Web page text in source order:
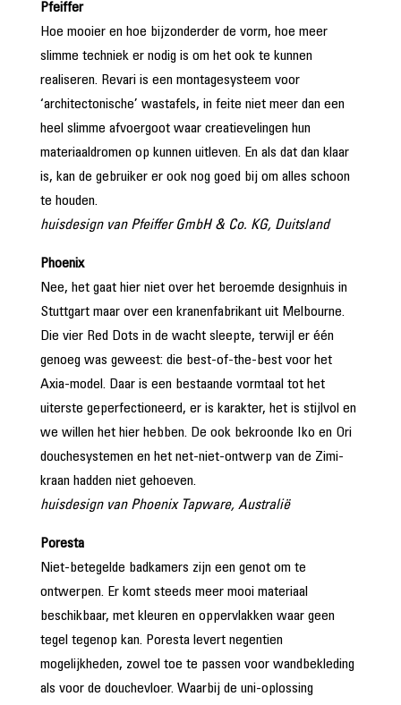
Pfeiffer
Hoe mooier en hoe bijzonderder de vorm, hoe meer
slimme techniek er nodig is om het ook te kunnen
realiseren. Revari is een montagesysteem voor
‘architectonische’ wastafels, in feite niet meer dan een
heel slimme afvoergoot waar creatievelingen hun
materiaaldromen op kunnen uitleven. En als dat dan klaar
is, kan de gebruiker er ook nog goed bij om alles schoon
te houden.
huisdesign van Pfeiffer GmbH & Co. KG, Duitsland
Phoenix
Nee, het gaat hier niet over het beroemde designhuis in
Stuttgart maar over een kranenfabrikant uit Melbourne.
Die vier Red Dots in de wacht sleepte, terwijl er één
genoeg was geweest: die best-of-the-best voor het
Axia-model. Daar is een bestaande vormtaal tot het
uiterste geperfectioneerd, er is karakter, het is stijlvol en
we willen het hier hebben. De ook bekroonde Iko en Ori
douchesystemen en het net-niet-ontwerp van de Zimi-
kraan hadden niet gehoeven.
huisdesign van Phoenix Tapware, Australië
Poresta
Niet-betegelde badkamers zijn een genot om te
ontwerpen. Er komt steeds meer mooi materiaal
beschikbaar, met kleuren en oppervlakken waar geen
tegel tegenop kan. Poresta levert negentien
mogelijkheden, zowel toe te passen voor wandbekleding
als voor de douchevloer. Waarbij de uni-oplossing